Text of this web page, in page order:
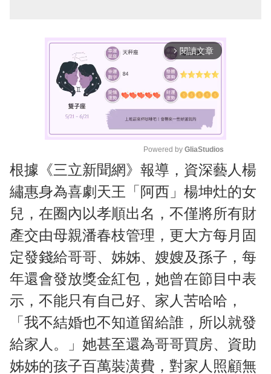
arrow_forward_ios 閱讀文章
M
u
t
e
Powered by GliaStudios
根據《三立新聞網》報導，資深藝人楊
繡惠身為喜劇天王「阿西」楊坤灶的女
兒，在圈內以孝順出名，不僅將所有財
產交由母親潘春枝管理，更大方每月固
定發錢給哥哥、姊姊、嫂嫂及孫子，每
年還會發放獎金紅包，她曾在節目中表
示，不能只有自己好、家人苦哈哈，
「我不結婚也不知道留給誰，所以就發
給家人。」她甚至還為哥哥買房、資助
姊姊的孩子百萬裝潢費，對家人照顧無